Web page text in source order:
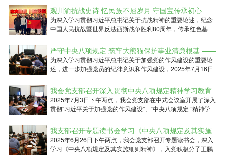
辛城霖先生
赵又骢小朋友 CNY 30.00 2026-08-05
爱心人士
唐恺鑫先生 CNY 200.00 2026-08-05
李美瑶女士 CNY 30.00 2026-08-05
赵海秀小朋友
刘登智小朋友 CNY 200.00 2026-08-05
王家吉小朋友
林尚毅小朋友 CNY 200.00 2026-08-05
爱心人士 CNY 200.00 2026-08-05
活会和2025年度组织生活会，全体党员参加，入党积极分子列
席。
观川渝抗战史诗 忆民族不屈岁月 守国宝传承初心
——我会党支部关于纪念中国人民抗日战争暨世界反
法西斯战争胜利80周年主题党日活动
为深入学习贯彻习近平总书记关于抗战精神的重要论述，纪念
中国人民抗战暨世界反法西斯战争胜利80周年，传承红色基
抗战史诗 忆民族不屈岁月 守国宝传承初心”为主题，通过组织
参观专题展览和观看影片展播活动，开展纪念抗战胜利80周年
主题党日活动，重温革命历史，赓续不屈精神。我会党支部全
体党员和入党积极分子参加了此次主题党日活动。
严守中央八项规定 筑牢大熊猫保护事业清廉根基 ——
我会党支部书记宣讲专题党课
为深入学习贯彻习近平总书记关于加强党的作风建设的重要论
述，进一步加强党员的纪律意识和作风建设，2025年7月16日
大熊猫保护事业清廉根基”为主题，为全体
我会党支部召开深入贯彻中央八项规定精神学习教育
会议
2025年7月3日下午两点，我会党支部在中式会议室开展了深入
贯彻“习近平关于加强党的作风建设”、“中央八项规定 ”精神学
会议。
我支部召开专题读书会学习《中央八项规定及其实施
细则精神》
2025年6月26日下午两点，我会党支部召开专题读书会，深入
学习《中央八项规定及其实施细则精神》，入党积极分子王鹏